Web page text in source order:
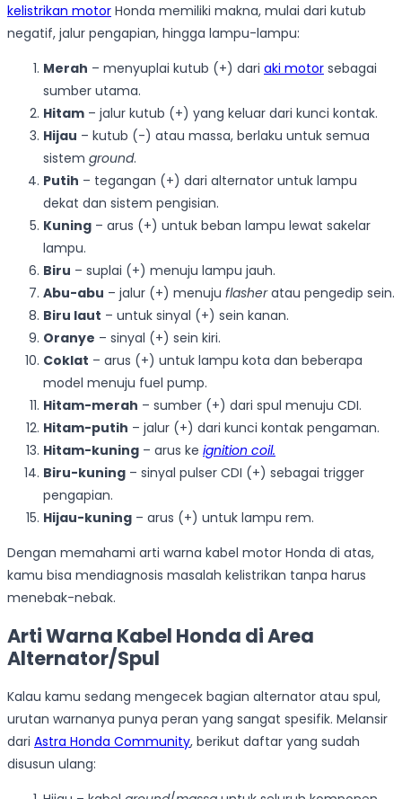
kelistrikan motor Honda memiliki makna, mulai dari kutub
negatif, jalur pengapian, hingga lampu-lampu:
Merah – menyuplai kutub (+) dari aki motor sebagai
sumber utama.
Hitam – jalur kutub (+) yang keluar dari kunci kontak.
Hijau – kutub (-) atau massa, berlaku untuk semua
sistem ground.
Putih – tegangan (+) dari alternator untuk lampu
dekat dan sistem pengisian.
Kuning – arus (+) untuk beban lampu lewat sakelar
lampu.
Biru – suplai (+) menuju lampu jauh.
Abu-abu – jalur (+) menuju flasheratau pengedip sein.
Biru laut – untuk sinyal (+) sein kanan.
Oranye – sinyal (+) sein kiri.
Coklat – arus (+) untuk lampu kota dan beberapa
model menuju fuel pump.
Hitam-merah – sumber (+) dari spul menuju CDI.
Hitam-putih – jalur (+) dari kunci kontak pengaman.
Hitam-kuning – arus ke ignition coil.
Biru-kuning – sinyal pulser CDI (+) sebagai trigger
pengapian.
Hijau-kuning – arus (+) untuk lampu rem.
Dengan memahami arti warna kabel motor Honda di atas,
kamu bisa mendiagnosis masalah kelistrikan tanpa harus
menebak-nebak.
Arti Warna Kabel Honda di Area
Alternator/Spul
Kalau kamu sedang mengecek bagian alternator atau spul,
urutan warnanya punya peran yang sangat spesifik. Melansir
dari Astra Honda Community, berikut daftar yang sudah
disusun ulang: